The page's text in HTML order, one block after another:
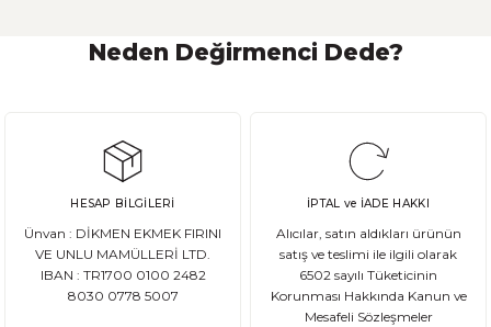
Ekşi Maya Nasıl Beslenmeli ve Saklanmalı?
Ata Tohum Nedir?
Ata tohum, tarımda kullanılan ve genetik olarak değişmemiş olan
Neden Değirmenci Dede?
HESAP BİLGİLERİ
Ünvan : DİKMEN EKMEK FIRINI
VE UNLU MAMÜLLERİ LTD.
IBAN : TR1700 0100 2482
8030 0778 5007
İPTAL ve İADE HAKKI
Alıcılar, satın aldıkları ürünün
satış ve teslimi ile ilgili olarak
6502 sayılı Tüketicinin
Korunması Hakkında Kanun ve
Mesafeli Sözleşmeler